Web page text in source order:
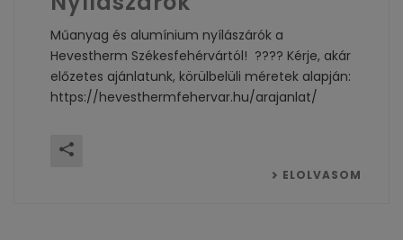
Műanyag és alumínium nyílászárók a
Hevestherm Székesfehérvártól! ???? Kérje, akár
előzetes ajánlatunk, körülbelüli méretek alapján:
https://hevesthermfehervar.hu/arajanlat/
ELOLVASOM